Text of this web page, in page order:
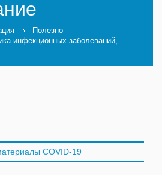
Полезно
инфекционных заболеваний,
COVID-19